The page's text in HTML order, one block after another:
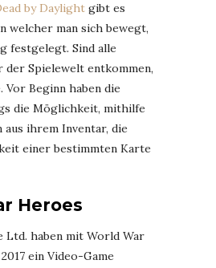
by Daylight gibt es
welcher man sich bewegt,
festgelegt. Sind alle
Spielewelt entkommen,
Vor Beginn haben die
die Möglichkeit, mithilfe
aus ihrem Inventar, die
einer bestimmten Karte
Heroes
Ltd. haben mit World War
ein Video-Game